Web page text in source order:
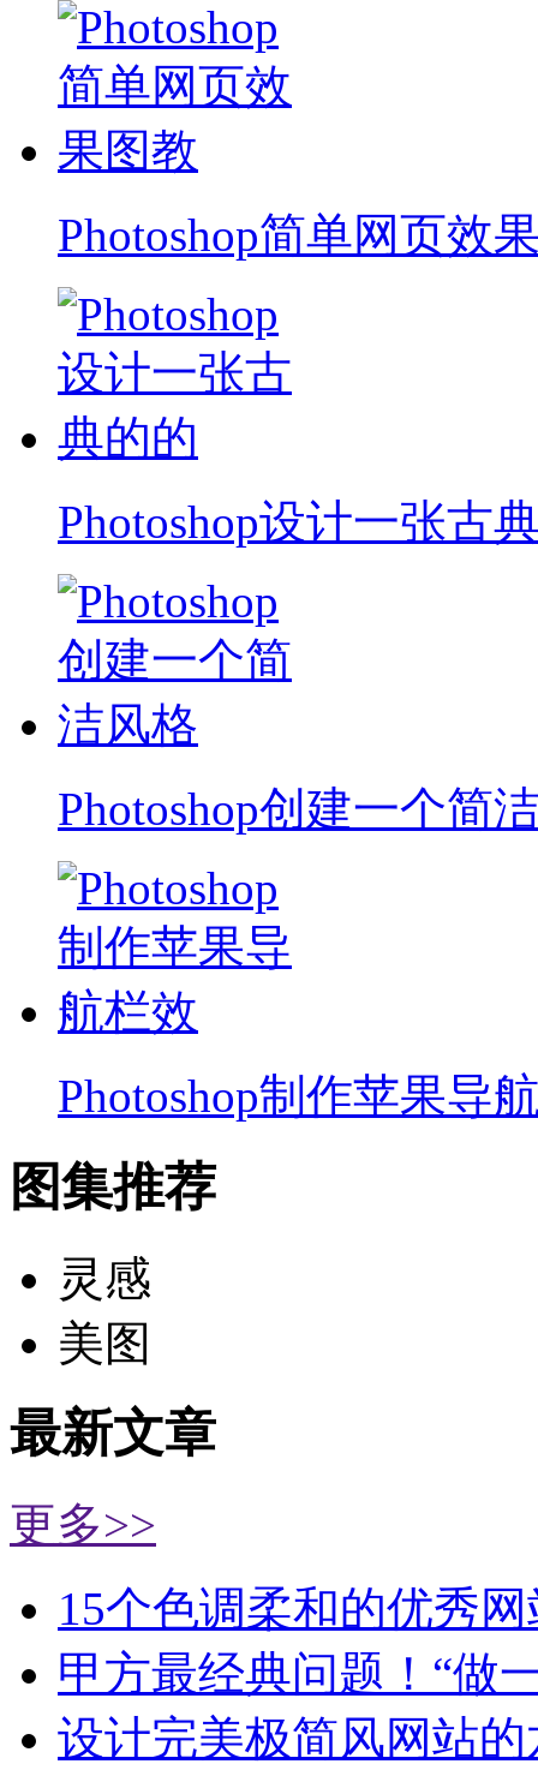
Photoshop简单网页效
Photoshop设计一张古
Photoshop创建一个简
Photoshop制作苹果导
图集推荐
灵感
美图
最新文章
更多>>
15个色调柔和的优秀
甲方最经典问题！“做
设计完美极简风网站的